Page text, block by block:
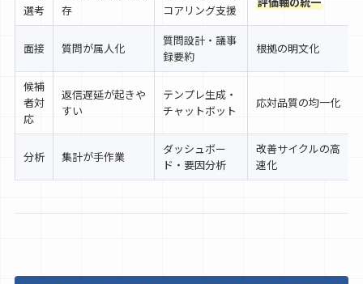
選考
存
コアリング支援
面接 質問が属人化
質問設計・議事
録要約
根拠の明文化
候補
者対
応
返信遅延が起きや
すい
テンプレ生成・
チャットボット
応対品質の均一化
分析 集計が手作業
ダッシュボー
ド・要因分析
改善サイクルの高
速化